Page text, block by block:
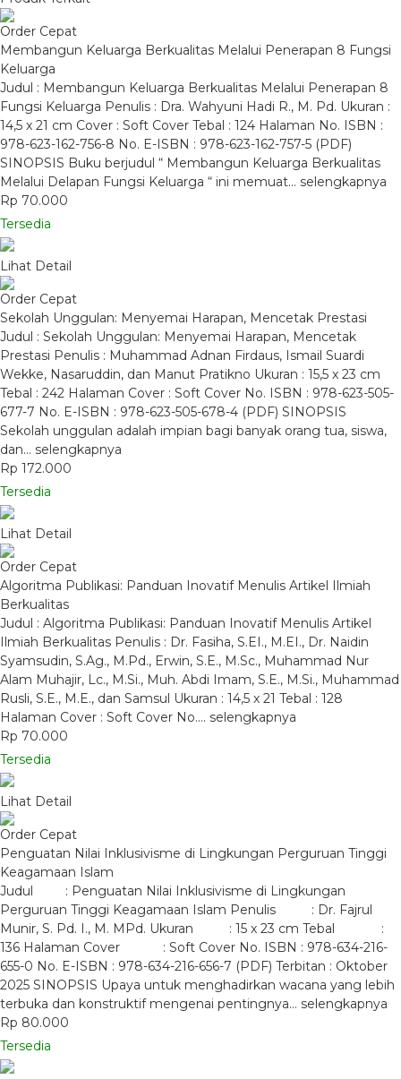
Order Cepat
Membangun Keluarga Berkualitas Melalui Penerapan 8 Fungsi
Keluarga
Judul : Membangun Keluarga Berkualitas Melalui Penerapan 8
Fungsi Keluarga Penulis : Dra. Wahyuni Hadi R., M. Pd. Ukuran :
14,5 x 21 cm Cover : Soft Cover Tebal : 124 Halaman No. ISBN :
978-623-162-756-8 No. E-ISBN : 978-623-162-757-5 (PDF)
SINOPSIS Buku berjudul “ Membangun Keluarga Berkualitas
Melalui Delapan Fungsi Keluarga “ ini memuat… selengkapnya
Rp 70.000
Tersedia
Lihat Detail
Order Cepat
Sekolah Unggulan: Menyemai Harapan, Mencetak Prestasi
Judul : Sekolah Unggulan: Menyemai Harapan, Mencetak
Prestasi Penulis : Muhammad Adnan Firdaus, Ismail Suardi
Wekke, Nasaruddin, dan Manut Pratikno Ukuran : 15,5 x 23 cm
Tebal : 242 Halaman Cover : Soft Cover No. ISBN : 978-623-505-
677-7 No. E-ISBN : 978-623-505-678-4 (PDF) SINOPSIS
Sekolah unggulan adalah impian bagi banyak orang tua, siswa,
dan… selengkapnya
Rp 172.000
Tersedia
Lihat Detail
Order Cepat
Algoritma Publikasi: Panduan Inovatif Menulis Artikel Ilmiah
Berkualitas
Judul : Algoritma Publikasi: Panduan Inovatif Menulis Artikel
Ilmiah Berkualitas Penulis : Dr. Fasiha, S.EI., M.EI., Dr. Naidin
Syamsudin, S.Ag., M.Pd., Erwin, S.E., M.Sc., Muhammad Nur
Alam Muhajir, Lc., M.Si., Muh. Abdi Imam, S.E., M.Si., Muhammad
Rusli, S.E., M.E., dan Samsul Ukuran : 14,5 x 21 Tebal : 128
Halaman Cover : Soft Cover No…. selengkapnya
Rp 70.000
Tersedia
Lihat Detail
Order Cepat
Penguatan Nilai Inklusivisme di Lingkungan Perguruan Tinggi
Keagamaan Islam
Judul : Penguatan Nilai Inklusivisme di Lingkungan
Perguruan Tinggi Keagamaan Islam Penulis : Dr. Fajrul
Munir, S. Pd. I., M. MPd. Ukuran : 15 x 23 cm Tebal :
136 Halaman Cover : Soft Cover No. ISBN : 978-634-216-
655-0 No. E-ISBN : 978-634-216-656-7 (PDF) Terbitan : Oktober
2025 SINOPSIS Upaya untuk menghadirkan wacana yang lebih
terbuka dan konstruktif mengenai pentingnya… selengkapnya
Rp 80.000
Tersedia